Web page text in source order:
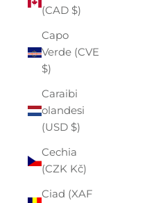
(CAD $)
Capo
Verde (CVE
$)
Caraibi
olandesi
(USD $)
Cechia
(CZK Kč)
Ciad (XAF